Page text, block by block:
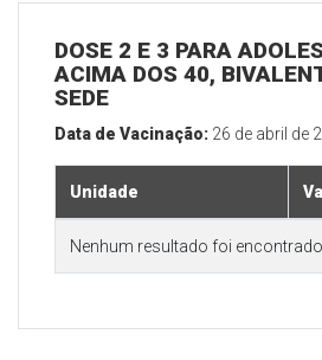
DOSE 2 E 3 PARA
ACIMA DOS 40,
SEDE
Data de Vacinação: 26 de abril de
Unidade
Nenhum resultado foi encontrado.